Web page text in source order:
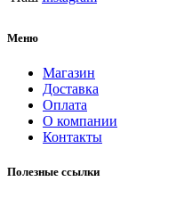
Меню
Магазин
Доставка
Оплата
О компании
Контакты
Полезные ссылки